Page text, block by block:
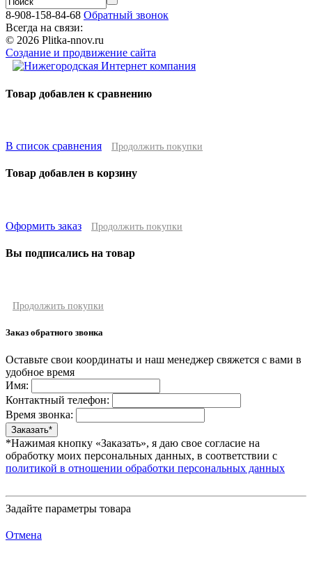
8-908-158-84-68 Обратный звонок
Всегда на связи:
© 2026 Plitka-nnov.ru
Создание и продвижение сайта
Товар добавлен к сравнению
В список сравнения Продолжить покупки
Товар добавлен в корзину
Оформить заказ Продолжить покупки
Вы подписались на товар
Продолжить покупки
Заказ обратного звонка
Оставьте свои координаты и наш менеджер свяжется с вами в
удобное время
Имя:
Контактный телефон:
Время звонка:
*Нажимая кнопку «Заказать», я даю свое согласие на
обработку моих персональных данных, в соответствии с
политикой в отношении обработки персональных данных
Задайте параметры товара
Отмена